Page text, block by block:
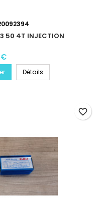
50 4T INJECTION
Détails
favorite_border